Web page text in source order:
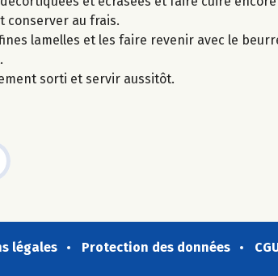
conserver au frais.
lamelles et les faire revenir avec le
sorti et servir aussitôt.
légales Protection des données